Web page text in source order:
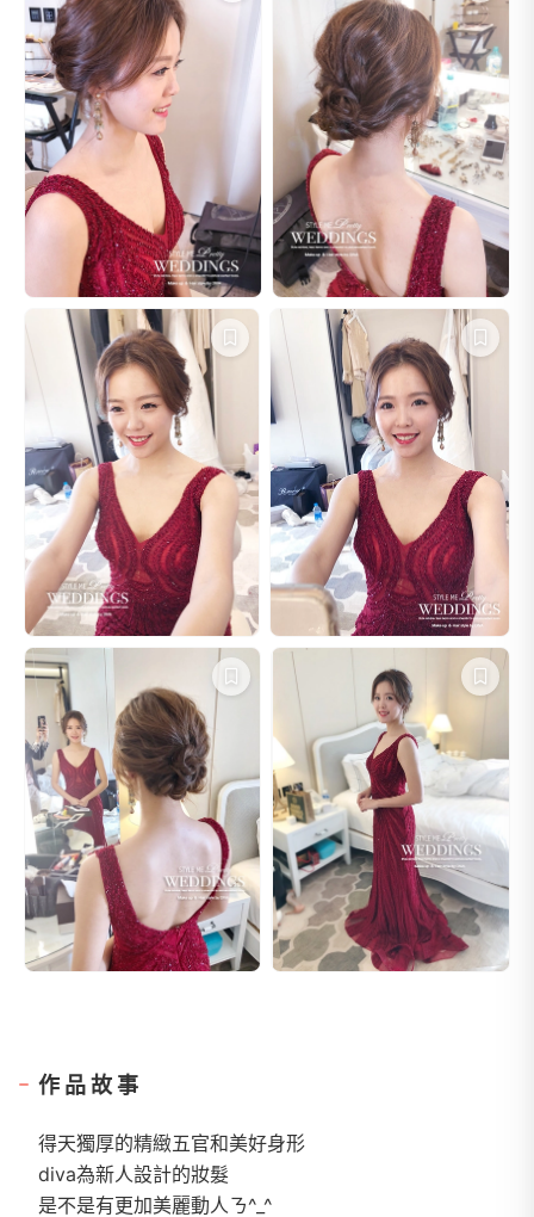
作品故事
得天獨厚的精緻五官和美好身形
diva為新人設計的妝髮
是不是有更加美麗動人ㄋ^_^